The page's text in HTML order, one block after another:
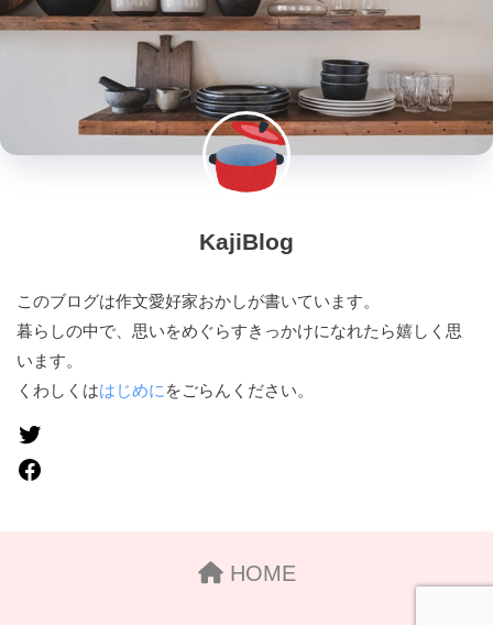
KajiBlog
このブログは作文愛好家おかしが書いています。
暮らしの中で、思いをめぐらすきっかけになれたら嬉しく思
います。
くわしくははじめに をごらんください。
HOME